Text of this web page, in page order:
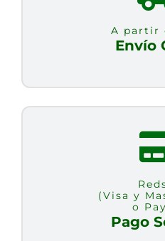
A partir
Envío
(Visa y
o
Pago